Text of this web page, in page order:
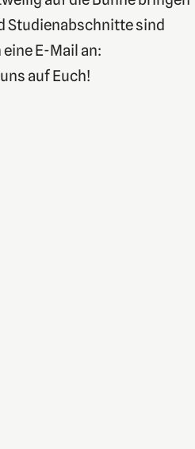
Studienabschnitte sind
E-Mail an:
auf Euch!